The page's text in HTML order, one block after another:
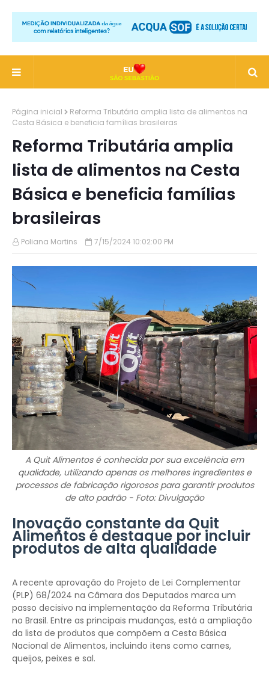
Página inicial
Reforma Tributária amplia lista de alimentos na
Cesta Básica e beneficia famílias brasileiras
Reforma Tributária amplia
lista de alimentos na Cesta
Básica e beneficia famílias
brasileiras
Poliana Martins 7/15/2024 10:02:00 PM
A Quit Alimentos é conhecida por sua excelência em
qualidade, utilizando apenas os melhores ingredientes e
processos de fabricação rigorosos para garantir produtos
de alto padrão - Foto: Divulgação
Inovação constante da Quit
Alimentos é destaque por incluir
produtos de alta qualidade
A recente aprovação do Projeto de Lei Complementar
(PLP) 68/2024 na Câmara dos Deputados marca um
passo decisivo na implementação da Reforma Tributária
no Brasil. Entre as principais mudanças, está a ampliação
da lista de produtos que compõem a Cesta Básica
Nacional de Alimentos, incluindo itens como carnes,
queijos, peixes e sal.